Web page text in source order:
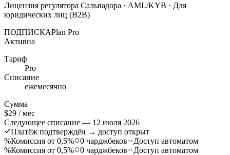
Лицензия регулятора Сальвадора · AML/KYB · Для
юридических лиц (B2B)
ПОДПИСКАPlan Pro
Активна
Тариф
Pro
Списание
ежемесячно
Сумма
$29 / мес
Следующее списание — 12 июля 2026
Платёж подтверждён → доступ открыт
%Комиссия от 0,5% 0 чарджбеков
Доступ автоматом
%Комиссия от 0,5% 0 чарджбеков Доступ автоматом